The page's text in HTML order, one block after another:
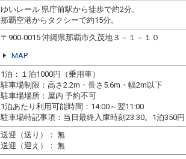
ゆいレール 県庁前駅から徒歩で約2分。
那覇空港からタクシーで約15分。
〒900-0015 沖縄県那覇市久茂地３－１－１０
MAP
1泊：１泊1000円（乗用車）
駐車場制限：高さ2.2m・長さ5.6m・幅2m以下
駐車場場所：屋内 予約不可
1泊あたり利用可能時間：14:00～翌11:00
駐車場特記事項：当日最終入庫時刻23:30。1泊350円
送迎（送り）： 無
送迎（迎え）： 無